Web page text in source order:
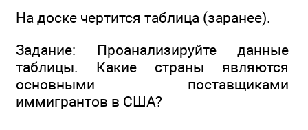
На доске чертится таблица (заранее).
Задание: Проанализируйте данные
таблицы. Какие страны являются
основными поставщиками
иммигрантов в США?